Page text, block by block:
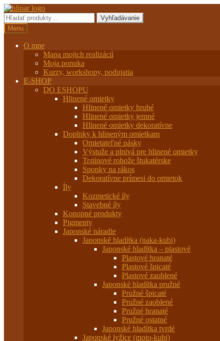
Preskočiť
na
navigáciu
Preskočiť
na
obsah
Hľadať:
Vyhľadávanie
Menu
O mne
Mapa mojich realizácií
Moja ponuka
Kurzy, workshopy, podujatia
E-SHOP
DO ESHOPU
Hlinené omietky
Hlinené omietky hrubé
Hlinené omietky jemné
Hlinené omietky dekoratívne
Doplnky k hlineným omietkam
Omietateľné pásky
Výstuže a plnivá pre hlinené omietky
Trstinové rohože štukatérske
Sponky na rákos
Dekoratívne prímesi do omietok
Íly
Kozmetické íly
Stavebné íly
Konopné produkty
Pigmenty
Japonské náradie
Japonské hladítka (naka-kubi)
Japonské hladítka – plastové
Plastové hranaté
Plastové špicaté
Plastové zaoblené
Japonské hladítka pružné
Pružné špicaté
Pružné zaoblené
Pružné hranaté
Pružné ostatné
Japonské hladítka tvrdé
Japonské lyžice (moto-kubi)